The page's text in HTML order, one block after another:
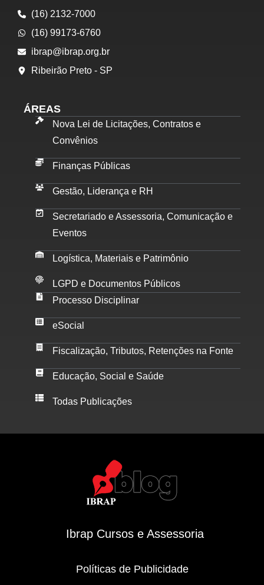
(16) 2132-7000
(16) 99173-6760
ibrap@ibrap.org.br
Ribeirão Preto - SP
ÁREAS
Nova Lei de Licitações, Contratos e
Convênios
Finanças Públicas
Gestão, Liderança e RH
Secretariado e Assessoria, Comunicação e
Eventos
Logística, Materiais e Patrimônio
LGPD e Documentos Públicos
Processo Disciplinar
eSocial
Fiscalização, Tributos, Retenções na Fonte
Educação, Social e Saúde
Todas Publicações
Ibrap Cursos e Assessoria
Políticas de Publicidade